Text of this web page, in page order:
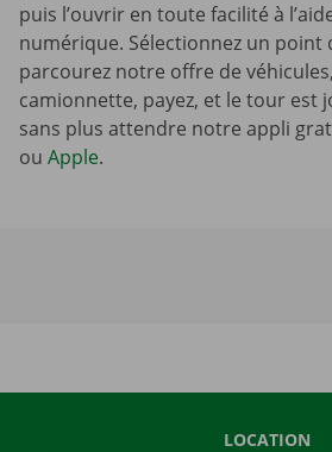
puis l’ouvrir en toute facilité à
numérique. Sélectionnez un point
parcourez notre offre de
camionnette, payez, et le tour est
sans plus attendre notre appli
ou Apple.
LOCATION